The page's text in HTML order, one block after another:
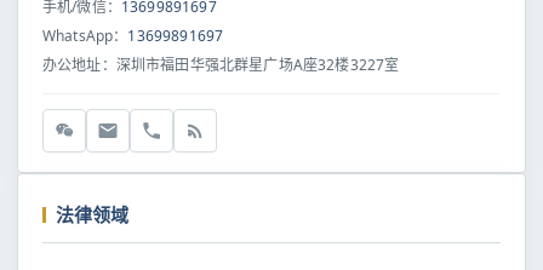
手机/微信： 13699891697
WhatsApp： 13699891697
办公地址：深圳市福田华强北群星广场A座32楼3227室
法律领域